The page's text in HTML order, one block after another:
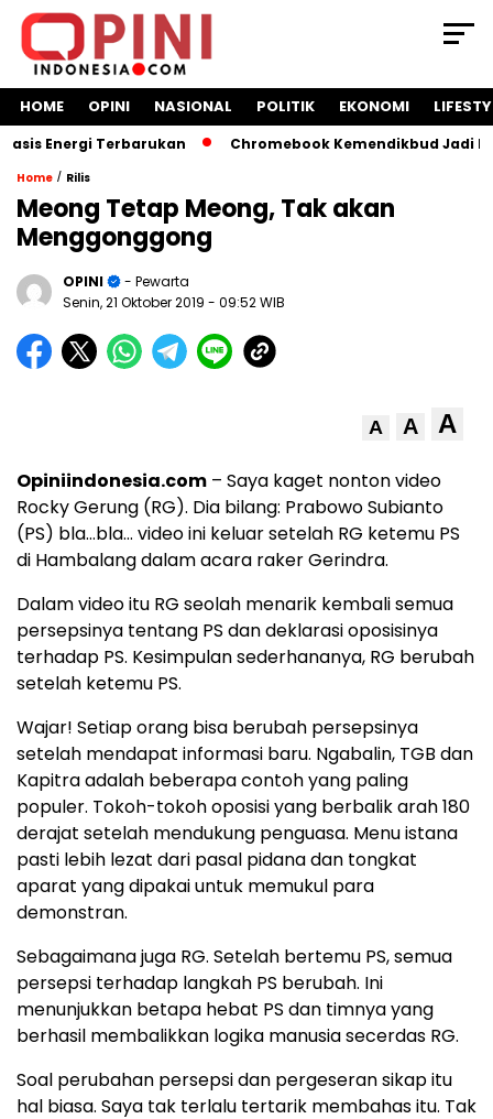
HOME OPINI NASIONAL POLITIK EKONOMI
Energi Terbarukan Chromebook Kemendikbud Jadi
Home / Rilis
Meong Tetap Meong, Tak akan
Menggonggong
OPINI
- Pewarta
Senin, 21 Oktober 2019 - 09:52 WIB
A A A
Opiniindonesia.com – Saya kaget nonton video
Rocky Gerung (RG). Dia bilang: Prabowo Subianto
(PS) bla…bla… video ini keluar setelah RG ketemu PS
di Hambalang dalam acara raker Gerindra.
Dalam video itu RG seolah menarik kembali semua
persepsinya tentang PS dan deklarasi oposisinya
terhadap PS. Kesimpulan sederhananya, RG berubah
setelah ketemu PS.
Wajar! Setiap orang bisa berubah persepsinya
setelah mendapat informasi baru. Ngabalin, TGB dan
Kapitra adalah beberapa contoh yang paling
populer. Tokoh-tokoh oposisi yang berbalik arah 180
derajat setelah mendukung penguasa. Menu istana
pasti lebih lezat dari pasal pidana dan tongkat
aparat yang dipakai untuk memukul para
demonstran.
Sebagaimana juga RG. Setelah bertemu PS, semua
persepsi terhadap langkah PS berubah. Ini
menunjukkan betapa hebat PS dan timnya yang
berhasil membalikkan logika manusia secerdas RG.
Soal perubahan persepsi dan pergeseran sikap itu
hal biasa. Saya tak terlalu tertarik membahas itu. Tak